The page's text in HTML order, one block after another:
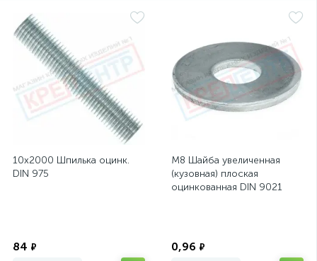
10х2000 Шпилька оцинк.
DIN 975
84 ₽
М8 Шайба увеличенная
(кузовная) плоская
оцинкованная DIN 9021
0,96 ₽